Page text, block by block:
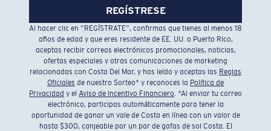
REGÍSTRESE
Al hacer clic en “REGÍSTRATE”, confirmas que tienes al menos 18
años de edad y que eres residente de EE. UU. o Puerto Rico,
aceptas recibir correos electrónicos promocionales, noticias,
ofertas especiales y otras comunicaciones de marketing
relacionadas con Costa Del Mar, y has leído y aceptas las Reglas
Oficiales de nuestro Sorteo* y reconoces la Política de
Privacidad y el Aviso de Incentivo Financiero. *Al enviar tu correo
electrónico, participas automáticamente para tener la
oportunidad de ganar un vale de Costa en línea con un valor de
hasta $300, canjeable por un par de gafas de sol Costa. El